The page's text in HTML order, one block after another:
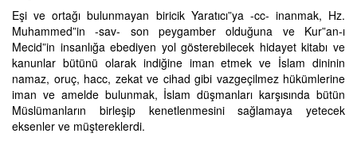
Eşi ve ortağı bulunmayan biricik Yaratıcı”ya -cc- inanmak, Hz.
Muhammed”in -sav- son peygamber olduğuna ve Kur”an-ı
Mecid”in insanlığa ebediyen yol gösterebilecek hidayet kitabı ve
kanunlar bütünü olarak indiğine iman etmek ve İslam dininin
namaz, oruç, hacc, zekat ve cihad gibi vazgeçilmez hükümlerine
iman ve amelde bulunmak, İslam düşmanları karşısında bütün
Müslümanların birleşip kenetlenmesini sağlamaya yetecek
eksenler ve müştereklerdi.